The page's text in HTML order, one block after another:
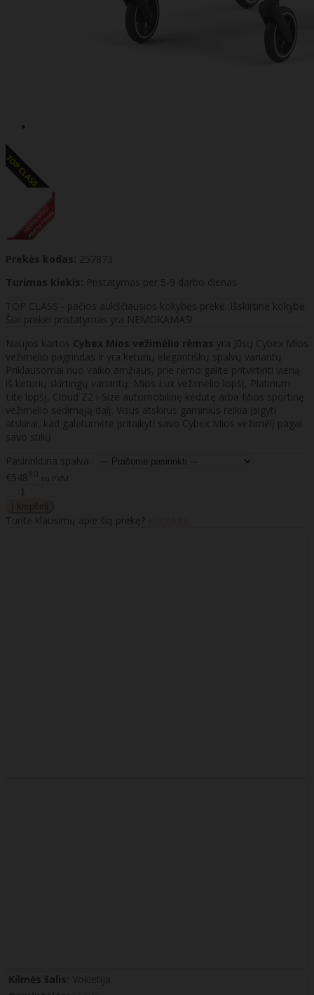
Prekės kodas: 257873
Turimas kiekis: Pristatymas per 5-9 darbo dienas
TOP CLASS - pačios aukščiausios kokybės prekė. Išskirtinė kokybė.
Šiai prekei pristatymas yra NEMOKAMAS!
Naujos kartos Cybex Mios vežimėlio rėmas yra Jūsų Cybex Mios
vežimėlio pagrindas ir yra keturių elegantiškų spalvų variantų.
Priklausomai nuo vaiko amžiaus, prie rėmo galite pritvirtinti vieną
iš keturių skirtingų variantų: Mios Lux vežimėlio lopšį, Platinum
Lite lopšį, Cloud Z2 i-Size automobilinę kėdutę arba Mios sportinę
vežimėlio sėdimąją dalį. Visus atskirus gaminius reikia įsigyti
atskirai, kad galėtumėte pritaikyti savo Cybex Mios vežimėlį pagal
savo stilių.
Pasirinktina spalva :
€54890 su PVM
Turite klausimų apie šią prekę?
Kilmės šalis: Vokietija